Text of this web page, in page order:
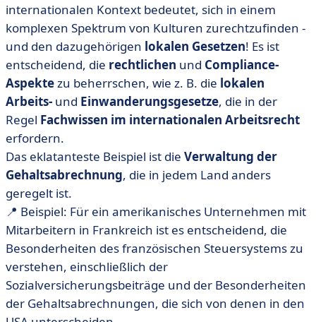
internationalen Kontext bedeutet, sich in einem
komplexen Spektrum von Kulturen zurechtzufinden -
und den dazugehörigen lokalen Gesetzen! Es ist
entscheidend, die rechtlichen und Compliance-
Aspektezu beherrschen, wie z. B. die lokalen
Arbeits- und Einwanderungsgesetze, die in der
Regel Fachwissen im internationalen Arbeitsrecht
erfordern.
Das eklatanteste Beispiel ist die Verwaltung der
Gehaltsabrechnung, die in jedem Land anders
geregelt ist.
📍 Beispiel: Für ein amerikanisches Unternehmen mit
Mitarbeitern in Frankreich ist es entscheidend, die
Besonderheiten des französischen Steuersystems zu
verstehen, einschließlich der
Sozialversicherungsbeiträge und der Besonderheiten
der Gehaltsabrechnungen, die sich von denen in den